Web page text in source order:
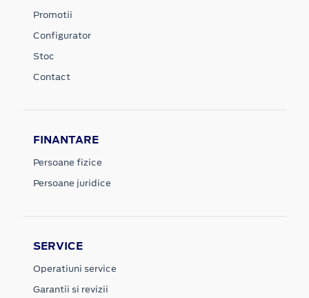
Promotii
Configurator
Stoc
Contact
FINANTARE
Persoane fizice
Persoane juridice
SERVICE
Operatiuni service
Garantii si revizii